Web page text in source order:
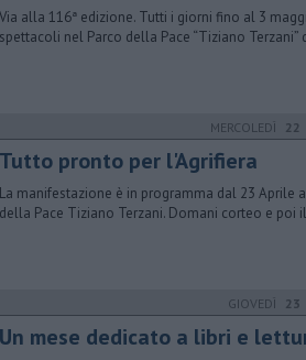
Via alla 116ª edizione. Tutti i giorni fino al 3
spettacoli nel Parco della Pace “Tiziano Terzani”
MERCOLEDÌ 22
Tutto pronto per l'Agrifiera
La manifestazione è in programma dal 23 Aprile
della Pace Tiziano Terzani. Domani corteo e poi
GIOVEDÌ 23
Un mese dedicato a libri e